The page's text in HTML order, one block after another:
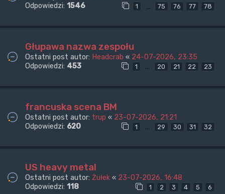
Odpowiedzi: 1546 1 75 76 77 78
Głupawa nazwa zespołu
Ostatni post autor: Headcrab « 24-07-2026, 23:35
Odpowiedzi: 453 1 … 20 21 22 23
francuska scena BM
Ostatni post autor: trup « 23-07-2026, 21:21
Odpowiedzi: 620 1 … 29 30 31 32
US heavy metal
Ostatni post autor: Żułek « 23-07-2026, 16:48
Odpowiedzi: 118 1 2 3 4 5 6